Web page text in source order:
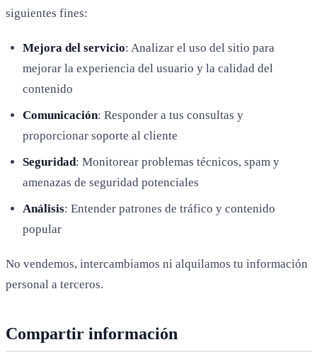
siguientes fines:
Mejora del servicio: Analizar el uso del sitio para
mejorar la experiencia del usuario y la calidad del
contenido
Comunicación: Responder a tus consultas y
proporcionar soporte al cliente
Seguridad: Monitorear problemas técnicos, spam y
amenazas de seguridad potenciales
Análisis: Entender patrones de tráfico y contenido
popular
No vendemos, intercambiamos ni alquilamos tu información
personal a terceros.
Compartir información